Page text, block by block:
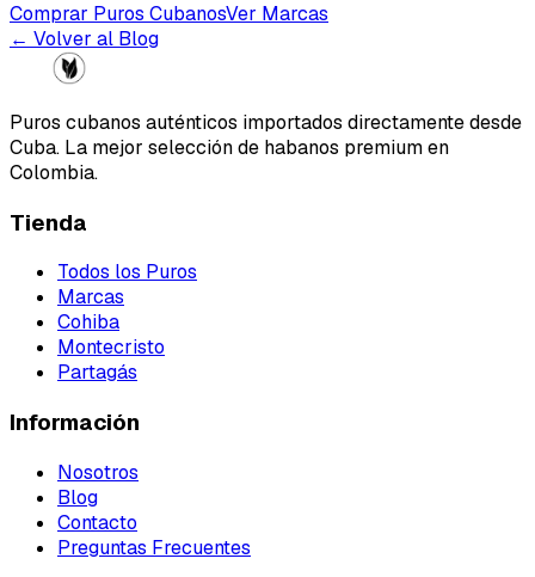
Comprar Puros CubanosVer Marcas
← Volver al Blog
Puros cubanos auténticos importados directamente desde
Cuba. La mejor selección de habanos premium en
Colombia.
Tienda
Todos los Puros
Marcas
Cohiba
Montecristo
Partagás
Información
Nosotros
Blog
Contacto
Preguntas Frecuentes